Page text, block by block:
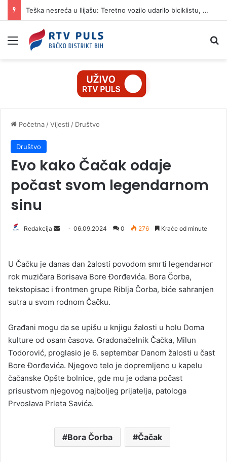
Teška nesreća u Ilijašu: Teretno vozilo udarilo biciklistu, 75-godišnjak zadržan u bolnici
Izbornik
Početna /Vijesti / Društvo
Društvo
Evo kako Čačak odaje
počast svom legendarnom
sinu
Redakcija
d
a
n
e
a
i
06.09.2024 0 276 Kraće od minute
U Čačku je danas dan žalosti povodom smrti legendarног
rok muzičara Borisava Bore Đorđevića. Bora Čorba,
tekstopisac i frontmen grupe Riblja Čorba, biće sahranjen
sutra u svom rodnom Čačku.
Građani mogu da se upišu u knjigu žalosti u holu Doma
kulture od osam časova. Gradonačelnik Čačka, Milun
Todorović, proglasio je 6. septembar Danom žalosti u čast
Bore Đorđevića. Njegovo telo je dopremljeno u kapelu
čačanske Opšte bolnice, gde mu je odana počast
prisustvom njegovog najboljeg prijatelja, patologa
Prvoslava Prleta Savića.
Bora Čorba Čačak